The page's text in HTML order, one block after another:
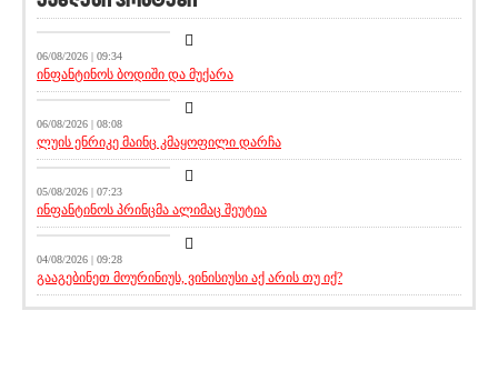
06/08/2026 | 09:34
ინფანტინოს ბოდიში და მუქარა
მთავარი ამბავი
06/08/2026 | 08:08
ლუის ენრიკე მაინც კმაყოფილი დარჩა
აქეთურ-იქითური
05/08/2026 | 07:23
ინფანტინოს პრინცმა ალიმაც შეუტია
აქეთურ-იქითური
04/08/2026 | 09:28
გააგებინეთ მოურინიუს, ვინისიუსი აქ არის თუ იქ?